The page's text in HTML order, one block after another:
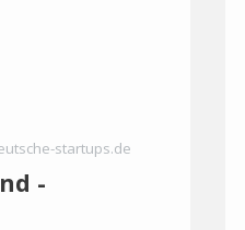
startups.de
-